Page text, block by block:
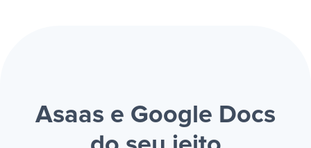
Asaas e Google Docs